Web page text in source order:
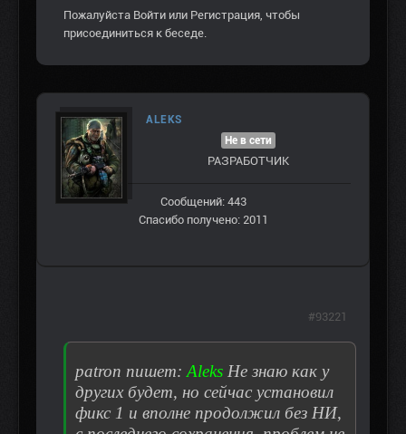
Пожалуйста Войти или Регистрация , чтобы
присоединиться к беседе.
ALEKS
Не в сети
РАЗРАБОТЧИК
Сообщений: 443
Спасибо получено: 2011
patron пишет: Aleks Не знаю как у
других будет, но сейчас установил
фикс 1 и вполне продолжил без НИ,
#93221